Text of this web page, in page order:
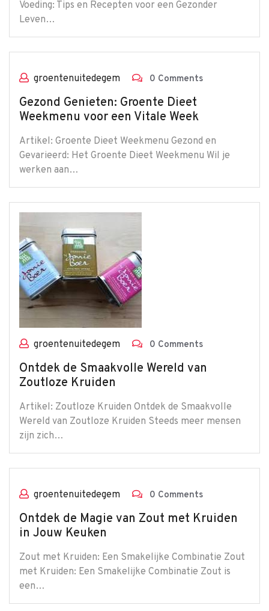
Voeding: Tips en Recepten voor een Gezonder
Leven…
groentenuitedegem 0 Comments
Gezond Genieten: Groente Dieet
Weekmenu voor een Vitale Week
Artikel: Groente Dieet Weekmenu Gezond en
Gevarieerd: Het Groente Dieet Weekmenu Wil je
werken aan…
groentenuitedegem 0 Comments
Ontdek de Smaakvolle Wereld van
Zoutloze Kruiden
Artikel: Zoutloze Kruiden Ontdek de Smaakvolle
Wereld van Zoutloze Kruiden Steeds meer mensen
zijn zich…
groentenuitedegem 0 Comments
Ontdek de Magie van Zout met Kruiden
in Jouw Keuken
Zout met Kruiden: Een Smakelijke Combinatie Zout
met Kruiden: Een Smakelijke Combinatie Zout is
een…